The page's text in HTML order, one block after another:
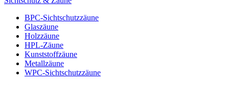
BPC-Sichtschutzzäune
Glaszäune
Holzzäune
HPL-Zäune
Kunststoffzäune
Metallzäune
WPC-Sichtschutzzäune